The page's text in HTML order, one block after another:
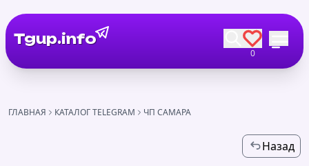
Tgup.info
0
ГЛАВНАЯ КАТАЛОГ TELEGRAM ЧП САМАРА
Назад